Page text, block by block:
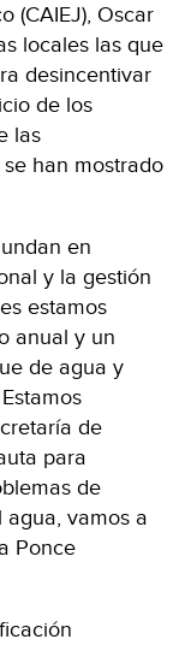
(CAIEJ), Oscar
locales las que
desincentivar
de los
las
han mostrado
en
y la gestión
estamos
anual y un
de agua y
de
para
de
vamos a
Ponce